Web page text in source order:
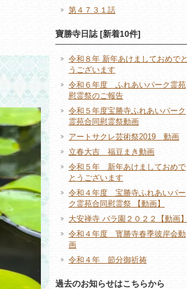
第４７３１話
寶勝寺日誌 [新着10件]
令和８年 新年あけましておめでと
うございます
令和６年度 ふれあいパーク霊苑
慰霊祭のご報告
令和５年度宝勝寺ふれあいパーク
霊苑合同慰霊祭動画
アートサクレ芸術祭2019 動画
立春大吉 福豆まき動画
令和５年 新年あけましておめで
とうございます
令和４年度 宝勝寺ふれあいパー
ク霊苑合同慰霊祭 【動画】
大安禅寺 バラ園２０２２【動画】
令和４年度 寳勝寺春季彼岸会動
画
令和４年 節分御祈祷
過去のお知らせはこちらから